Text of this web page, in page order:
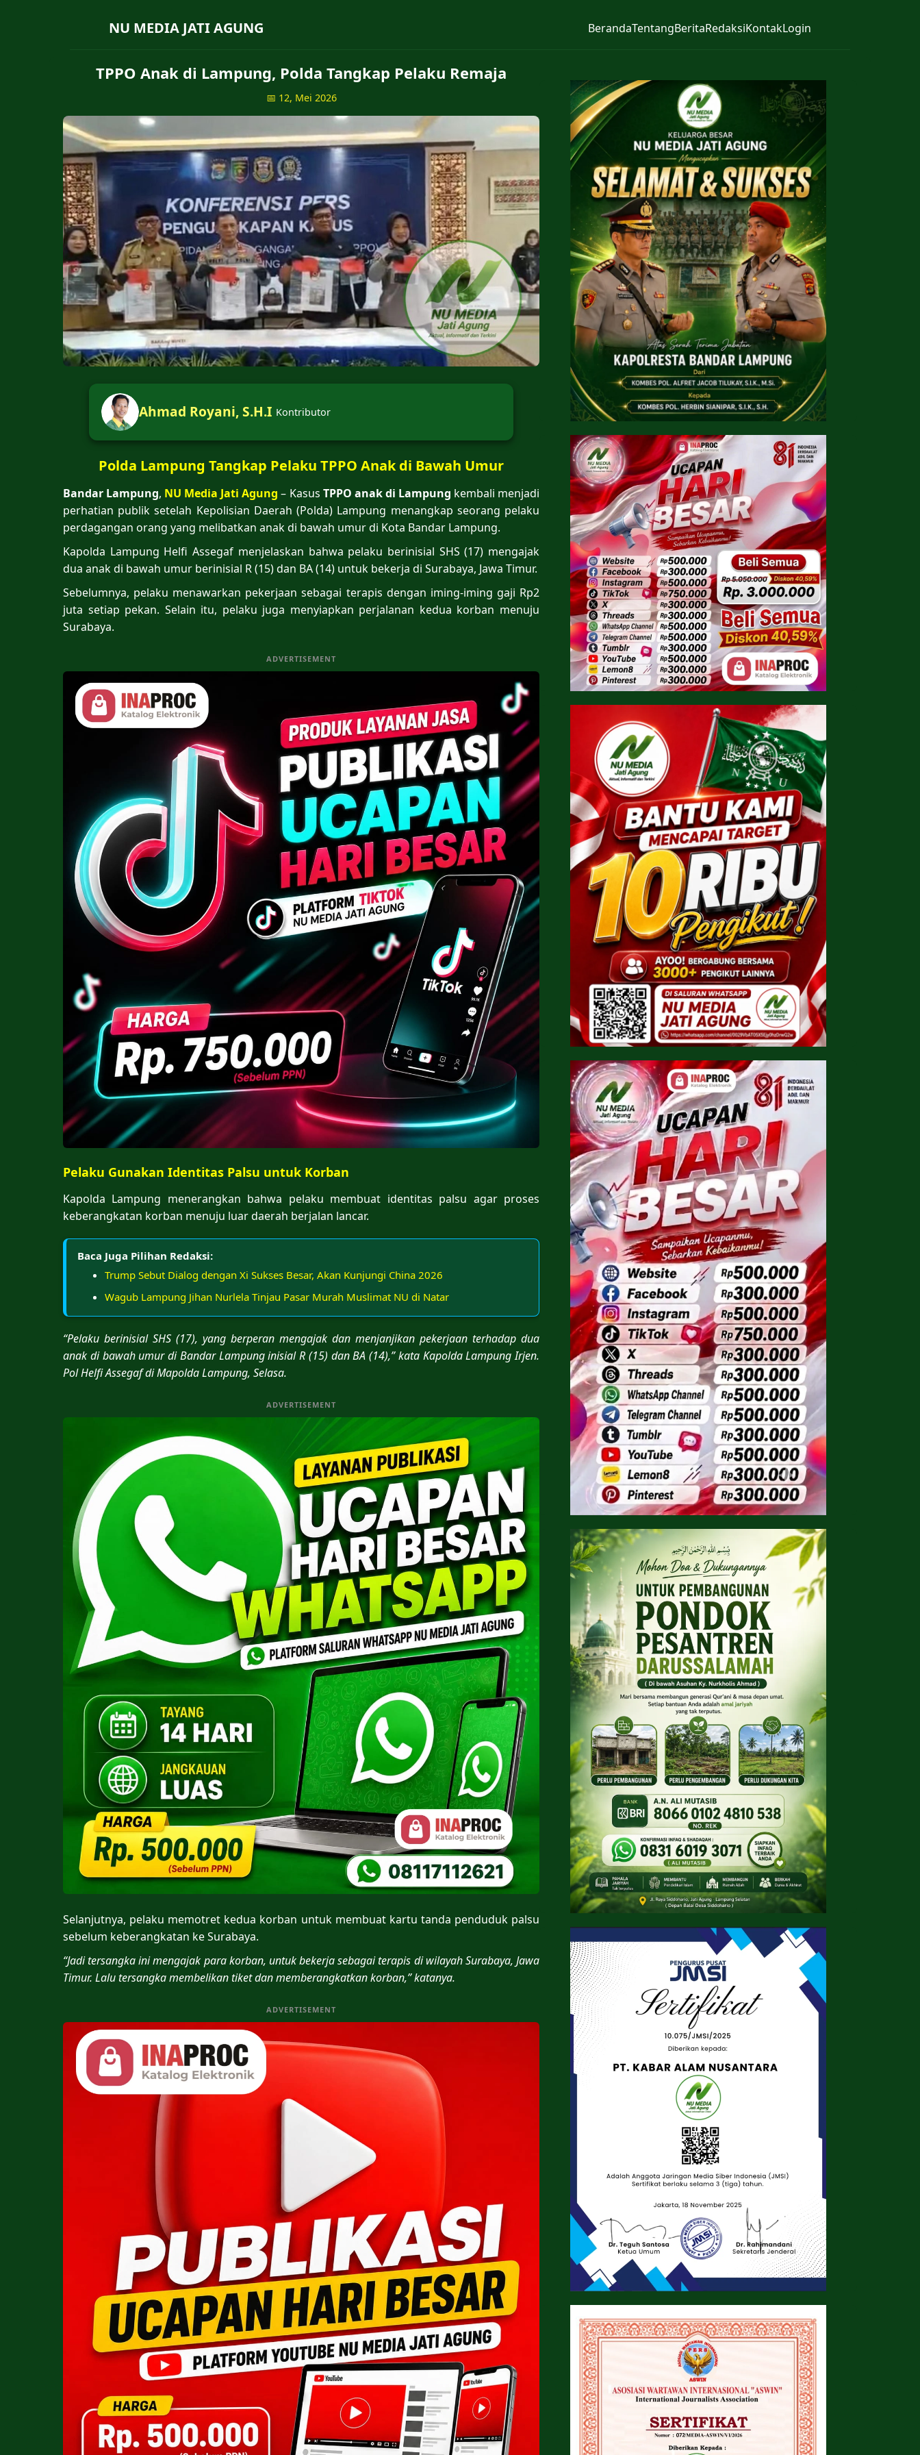
NU MEDIA JATI AGUNG BerandaTentangBeritaRedaksiKontakLogin
TPPO Anak di Lampung, Polda Tangkap Pelaku Remaja
📅 12, Mei 2026
Ahmad Royani, S.H.I Kontributor
Polda Lampung Tangkap Pelaku TPPO Anak di Bawah Umur
Bandar Lampung, NU Media Jati Agung – Kasus TPPO anak di Lampung kembali menjadi
perhatian publik setelah Kepolisian Daerah (Polda) Lampung menangkap seorang pelaku
perdagangan orang yang melibatkan anak di bawah umur di Kota Bandar Lampung.
Kapolda Lampung Helfi Assegaf menjelaskan bahwa pelaku berinisial SHS (17) mengajak
dua anak di bawah umur berinisial R (15) dan BA (14) untuk bekerja di Surabaya, Jawa Timur.
Sebelumnya, pelaku menawarkan pekerjaan sebagai terapis dengan iming-iming gaji Rp2
juta setiap pekan. Selain itu, pelaku juga menyiapkan perjalanan kedua korban menuju
Surabaya.
ADVERTISEMENT
Pelaku Gunakan Identitas Palsu untuk Korban
Kapolda Lampung menerangkan bahwa pelaku membuat identitas palsu agar proses
keberangkatan korban menuju luar daerah berjalan lancar.
Baca Juga Pilihan Redaksi:
Trump Sebut Dialog dengan Xi Sukses Besar, Akan Kunjungi China 2026
Wagub Lampung Jihan Nurlela Tinjau Pasar Murah Muslimat NU di Natar
“Pelaku berinisial SHS (17), yang berperan mengajak dan menjanjikan pekerjaan terhadap dua
anak di bawah umur di Bandar Lampung inisial R (15) dan BA (14),” kata Kapolda Lampung Irjen.
Pol Helfi Assegaf di Mapolda Lampung, Selasa.
ADVERTISEMENT
Selanjutnya, pelaku memotret kedua korban untuk membuat kartu tanda penduduk palsu
sebelum keberangkatan ke Surabaya.
“Jadi tersangka ini mengajak para korban, untuk bekerja sebagai terapis di wilayah Surabaya, Jawa
Timur. Lalu tersangka membelikan tiket dan memberangkatkan korban,” katanya.
ADVERTISEMENT